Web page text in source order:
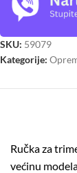
SKU: 59079
Kategorije:
Ručka za
većinu